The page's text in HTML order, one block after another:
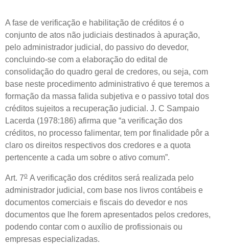
A fase de verificação e habilitação de créditos é o
conjunto de atos não judiciais destinados à apuração,
pelo administrador judicial, do passivo do devedor,
concluindo-se com a elaboração do edital de
consolidação do quadro geral de credores, ou seja, com
base neste procedimento administrativo é que teremos a
formação da massa falida subjetiva e o passivo total dos
créditos sujeitos a recuperação judicial. J. C Sampaio
Lacerda (1978:186) afirma que “a verificação dos
créditos, no processo falimentar, tem por finalidade pôr a
claro os direitos respectivos dos credores e a quota
pertencente a cada um sobre o ativo comum”.
Art. 7o A verificação dos créditos será realizada pelo
administrador judicial, com base nos livros contábeis e
documentos comerciais e fiscais do devedor e nos
documentos que lhe forem apresentados pelos credores,
podendo contar com o auxílio de profissionais ou
empresas especializadas.